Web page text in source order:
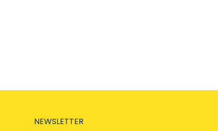
NEWSLETTER